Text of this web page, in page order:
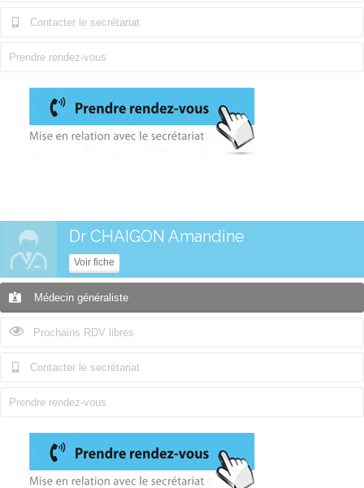
Contacter le secrétariat
Prendre rendez-vous
Dr CHAIGON Amandine
Voir fiche
Médecin généraliste
Prochains RDV libres
Contacter le secrétariat
Prendre rendez-vous